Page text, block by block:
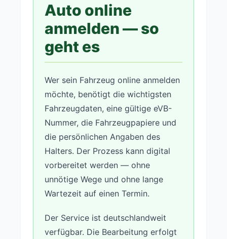
Auto online
anmelden — so
geht es
Wer sein Fahrzeug online anmelden
möchte, benötigt die wichtigsten
Fahrzeugdaten, eine gültige eVB-
Nummer, die Fahrzeugpapiere und
die persönlichen Angaben des
Halters. Der Prozess kann digital
vorbereitet werden — ohne
unnötige Wege und ohne lange
Wartezeit auf einen Termin.
Der Service ist deutschlandweit
verfügbar. Die Bearbeitung erfolgt